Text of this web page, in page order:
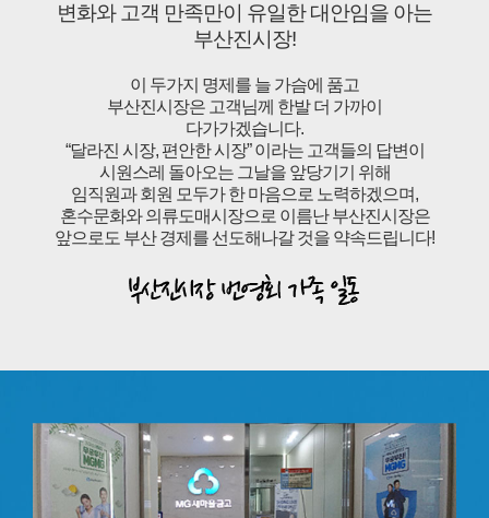
변화와 고객 만족만이 유일한 대안임을 아는
부산진시장!
이 두가지 명제를 늘 가슴에 품고
부산진시장은 고객님께 한발 더 가까이
다가가겠습니다.
“달라진 시장, 편안한 시장” 이라는 고객들의 답변이
시원스레 돌아오는 그날을 앞당기기 위해
임직원과 회원 모두가 한 마음으로 노력하겠으며,
혼수문화와 의류도매시장으로 이름난 부산진시장은
앞으로도 부산 경제를 선도해나갈 것을 약속드립니다!